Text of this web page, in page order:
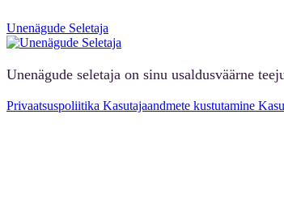
Unenägude Seletaja
Unenägude seletaja on sinu usaldusväärne
Privaatsuspoliitika Kasutajaandmete kustutamine